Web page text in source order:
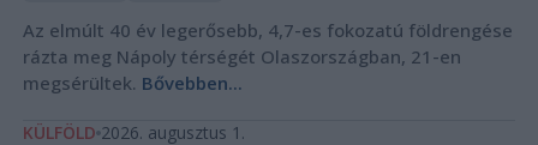
Az elmúlt 40 év legerősebb, 4,7-es fokozatú földrengése
rázta meg Nápoly térségét Olaszországban, 21-en
megsérültek. Bővebben...
KÜLFÖLD 2026. augusztus 1.